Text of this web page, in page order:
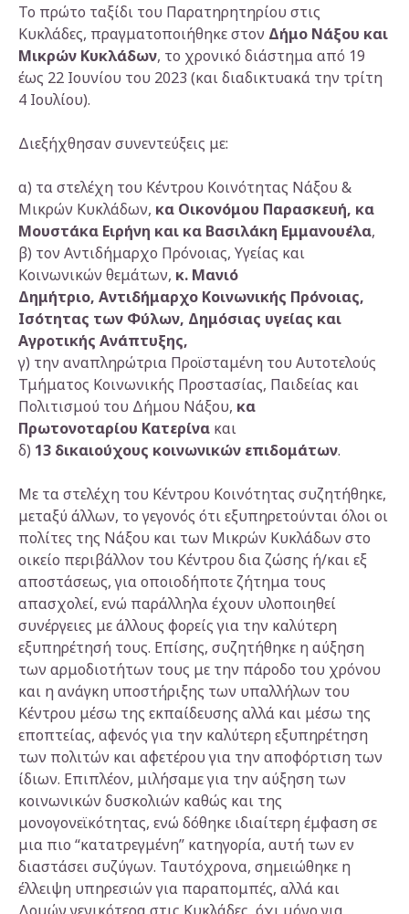
Το πρώτο ταξίδι του Παρατηρητηρίου στις
Κυκλάδες, πραγματοποιήθηκε στον Δήμο Νάξου και
Μικρών Κυκλάδων, το χρονικό διάστημα από 19
έως 22 Ιουνίου του 2023 (και διαδικτυακά την τρίτη
4 Ιουλίου).
Διεξήχθησαν συνεντεύξεις με:
α) τα στελέχη του Κέντρου Κοινότητας Νάξου &
Μικρών Κυκλάδων, κα Οικονόμου Παρασκευή, κα
Μουστάκα Ειρήνη και κα Βασιλάκη Εμμανουέλα,
β) τον Αντιδήμαρχο Πρόνοιας, Υγείας και
Κοινωνικών θεμάτων, κ. Μανιό
Δημήτριο, Αντιδήμαρχο Κοινωνικής Πρόνοιας,
Ισότητας των Φύλων, Δημόσιας υγείας και
Αγροτικής Ανάπτυξης,
γ) την αναπληρώτρια Προϊσταμένη του Αυτοτελούς
Τμήματος Κοινωνικής Προστασίας, Παιδείας και
Πολιτισμού του Δήμου Νάξου, κα
Πρωτονοταρίου Κατερίνα και
δ) 13 δικαιούχους κοινωνικών επιδομάτων.
Με τα στελέχη του Κέντρου Κοινότητας συζητήθηκε,
μεταξύ άλλων, το γεγονός ότι εξυπηρετούνται όλοι οι
πολίτες της Νάξου και των Μικρών Κυκλάδων στο
οικείο περιβάλλον του Κέντρου δια ζώσης ή/και εξ
αποστάσεως, για οποιοδήποτε ζήτημα τους
απασχολεί, ενώ παράλληλα έχουν υλοποιηθεί
συνέργειες με άλλους φορείς για την καλύτερη
εξυπηρέτησή τους. Επίσης, συζητήθηκε η αύξηση
των αρμοδιοτήτων τους με την πάροδο του χρόνου
και η ανάγκη υποστήριξης των υπαλλήλων του
Κέντρου μέσω της εκπαίδευσης αλλά και μέσω της
εποπτείας, αφενός για την καλύτερη εξυπηρέτηση
των πολιτών και αφετέρου για την αποφόρτιση των
ίδιων. Επιπλέον, μιλήσαμε για την αύξηση των
κοινωνικών δυσκολιών καθώς και της
μονογονεϊκότητας, ενώ δόθηκε ιδιαίτερη έμφαση σε
μια πιο “κατατρεγμένη” κατηγορία, αυτή των εν
διαστάσει συζύγων. Ταυτόχρονα, σημειώθηκε η
έλλειψη υπηρεσιών για παραπομπές, αλλά και
Δομών γενικότερα στις Κυκλάδες, όχι μόνο για